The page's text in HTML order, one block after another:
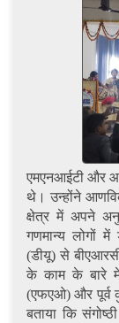
एमएनआईटी और
थे। उन्होंने
क्षेत्र में अपने
गणमान्य लोगों में
(डीयू) से
के काम के बारे में
(एफएओ) और पूर्व
बताया कि